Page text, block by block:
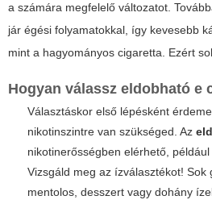
a számára megfelelő változatot.
jár égési folyamatokkal, így kevesebb
mint a hagyományos cigaretta. Ezért
Hogyan válassz eldobható e
Választáskor első lépésként
nikotinszintre van szükséged. Az
nikotinerősségben elérhető,
Vizsgáld meg az ízválasztékot! Sok
mentolos, desszert vagy dohány